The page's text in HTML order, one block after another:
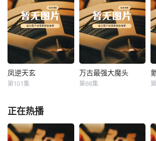
凤逆天玄
凤逆天玄
第101集
万古最强大魔头
万古最强大魔头
第66集
正在热播